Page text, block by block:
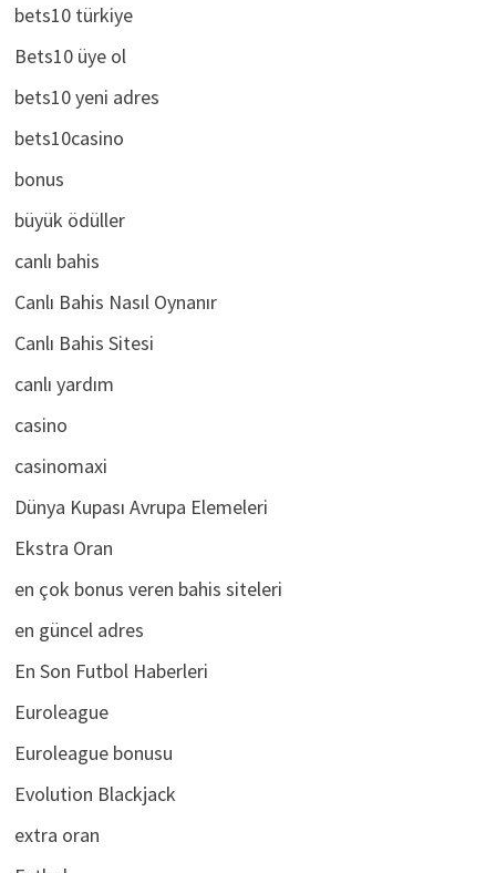
bets10 türkiye
Bets10 üye ol
bets10 yeni adres
bets10casino
bonus
büyük ödüller
canlı bahis
Canlı Bahis Nasıl Oynanır
Canlı Bahis Sitesi
canlı yardım
casino
casinomaxi
Dünya Kupası Avrupa Elemeleri
Ekstra Oran
en çok bonus veren bahis siteleri
en güncel adres
En Son Futbol Haberleri
Euroleague
Euroleague bonusu
Evolution Blackjack
extra oran